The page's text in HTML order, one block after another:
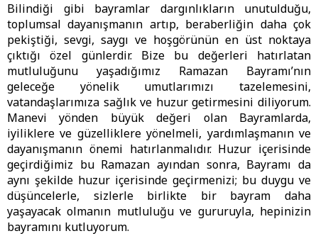
Bilindiği gibi bayramlar dargınlıkların unutulduğu,
toplumsal dayanışmanın artıp, beraberliğin daha çok
pekiştiği, sevgi, saygı ve hoşgörünün en üst noktaya
çıktığı özel günlerdir. Bize bu değerleri hatırlatan
mutluluğunu yaşadığımız Ramazan Bayramı’nın
geleceğe yönelik umutlarımızı tazelemesini,
vatandaşlarımıza sağlık ve huzur getirmesini diliyorum.
Manevi yönden büyük değeri olan Bayramlarda,
iyiliklere ve güzelliklere yönelmeli, yardımlaşmanın ve
dayanışmanın önemi hatırlanmalıdır. Huzur içerisinde
geçirdiğimiz bu Ramazan ayından sonra, Bayramı da
aynı şekilde huzur içerisinde geçirmenizi; bu duygu ve
düşüncelerle, sizlerle birlikte bir bayram daha
yaşayacak olmanın mutluluğu ve gururuyla, hepinizin
bayramını kutluyorum.